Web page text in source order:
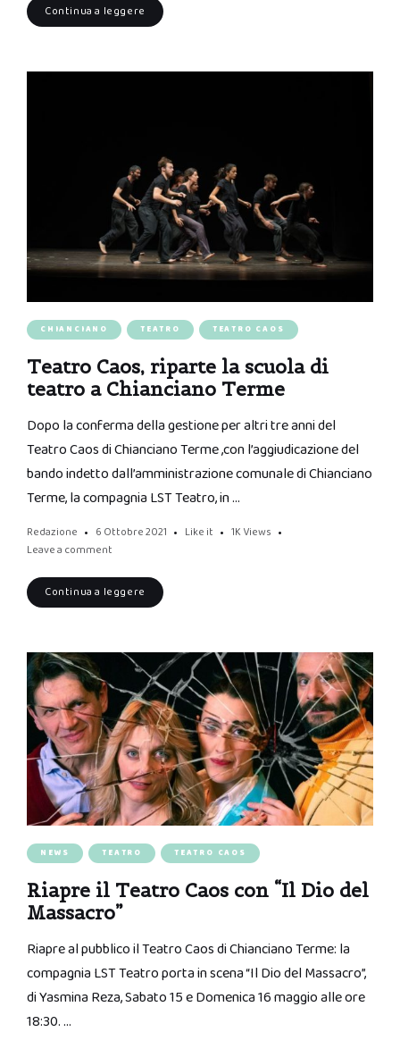
Continua a leggere
CHIANCIANO TEATRO TEATRO CAOS
Teatro Caos, riparte la scuola di
teatro a Chianciano Terme
Dopo la conferma della gestione per altri tre anni del
Teatro Caos di Chianciano Terme ,con l’aggiudicazione del
bando indetto dall’amministrazione comunale di Chianciano
Terme, la compagnia LST Teatro, in …
Redazione 6 Ottobre 2021 Like it 1K Views
Leave a comment
Continua a leggere
NEWS TEATRO TEATRO CAOS
Riapre il Teatro Caos con “Il Dio del
Massacro”
Riapre al pubblico il Teatro Caos di Chianciano Terme: la
compagnia LST Teatro porta in scena “Il Dio del Massacro”,
di Yasmina Reza, Sabato 15 e Domenica 16 maggio alle ore
18:30. …